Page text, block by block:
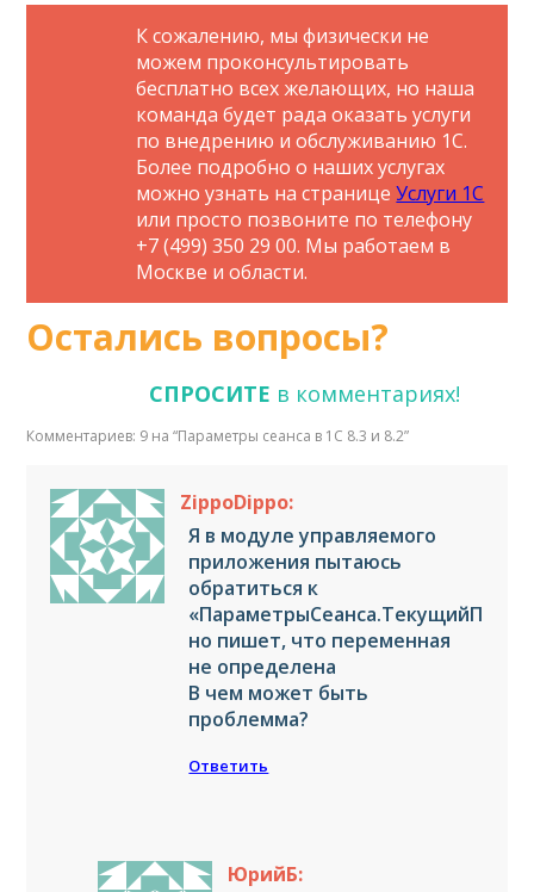
К сожалению, мы физически не
можем проконсультировать
бесплатно всех желающих, но наша
команда будет рада оказать услуги
по внедрению и обслуживанию 1С.
Более подробно о наших услугах
можно узнать на страницеУслуги 1С
или просто позвоните по телефону
+7 (499) 350 29 00. Мы работаем в
Москве и области.
Остались вопросы?
СПРОСИТЕ в комментариях!
Комментариев: 9 на “Параметры сеанса в 1С 8.3 и 8.2”
ZippoDippo:
Я в модуле управляемого
приложения пытаюсь
обратиться к
но пишет, что переменная
не определена
В чем может быть
проблемма?
Ответить
ЮрийБ: